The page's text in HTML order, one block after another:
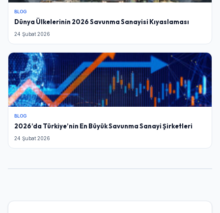
BLOG
Dünya Ülkelerinin 2026 Savunma Sanayisi Kıyaslaması
24 Şubat 2026
BLOG
2026’da Türkiye’nin En Büyük Savunma Sanayi Şirketleri
24 Şubat 2026